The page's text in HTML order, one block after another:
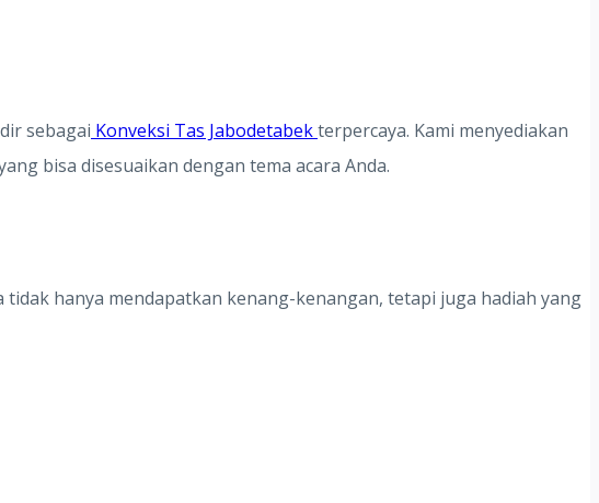
sebagai Konveksi Tas Jabodetabekterpercaya. Kami menyediakan
bisa disesuaikan dengan tema acara Anda.
tidak hanya mendapatkan kenang-kenangan, tetapi juga hadiah yang